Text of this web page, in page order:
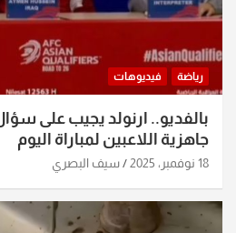
رياضة فيديوهات
بالفديو.. ارنولد يجيب على
جاهزية اللاعبين لمباراة اليوم
18 نوفمبر، 2025 سيف البصري